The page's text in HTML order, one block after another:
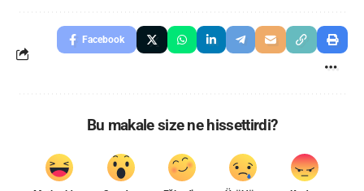
Facebook
Bu makale size ne hissettirdi?